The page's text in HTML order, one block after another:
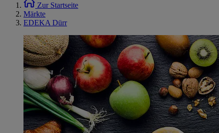
Zur Startseite
Märkte
EDEKA Dürr